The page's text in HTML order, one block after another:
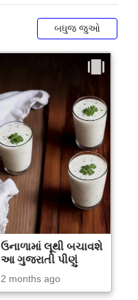
બધુજ જુઓ
ઉનાળામાં લૂથી બચાવશે
આ ગુજરાતી પીણું
2 months ago